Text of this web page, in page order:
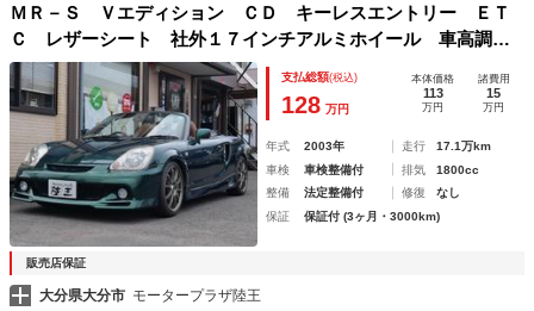
ＭＲ－Ｓ Ｖエディション ＣＤ キーレスエントリー ＥＴ
Ｃ レザーシート 社外１７インチアルミホイール 車高調
エアコン パワーステアリング パワーウィンドウ
支払総額(税込)
128 万円
本体価格
113
万円
諸費用
15
万円
年式 2003年 走行
17.1万km
車検
車検整備付 排気
1800cc
整備
法定整備付 修復
なし
保証
保証付 (3ヶ月・3000km)
販売店保証
大分県大分市 モータープラザ陸王